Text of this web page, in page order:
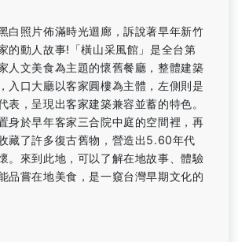
白照片佈滿時光迴廊，訴說著早年新竹
的動人故事!「橫山采風館」是全台第
人文美食為主題的懷舊餐廳，整體建築
入口大廳以客家圓樓為主體，左側則是
表，呈現出客家建築兼容並蓄的特色。
身於早年客家三合院中庭的空間裡，再
藏了許多復古舊物，營造出5.60年代
。來到此地，可以了解在地故事、體驗
品嘗在地美食，是一窺台灣早期文化的